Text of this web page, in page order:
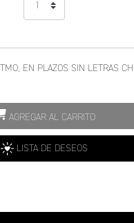
AGREGAR AL CARRITO
LISTA DE DESEOS